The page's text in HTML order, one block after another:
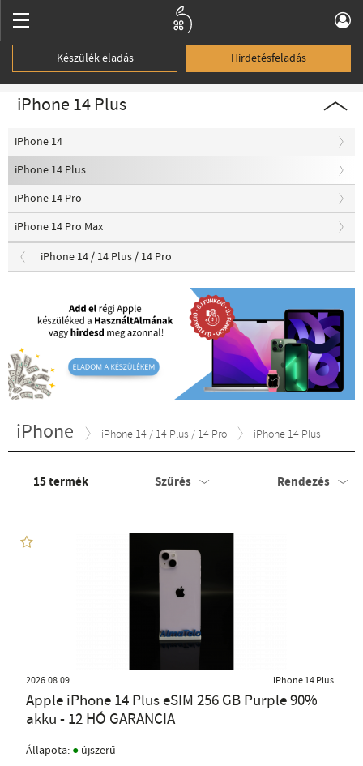
Készülék eladás Hirdetésfeladás
iPhone 14 Plus
iPhone 14
iPhone 14 Plus
iPhone 14 Pro
iPhone 14 Pro Max
iPhone 14 / 14 Plus / 14 Pro
iPhone iPhone 14 / 14 Plus / 14 Pro iPhone 14 Plus
15termék Szűrés Rendezés
2026.08.09 iPhone 14 Plus
Apple iPhone 14 Plus eSIM 256 GB Purple 90%
akku - 12 HÓ GARANCIA
Állapota: ● újszerű